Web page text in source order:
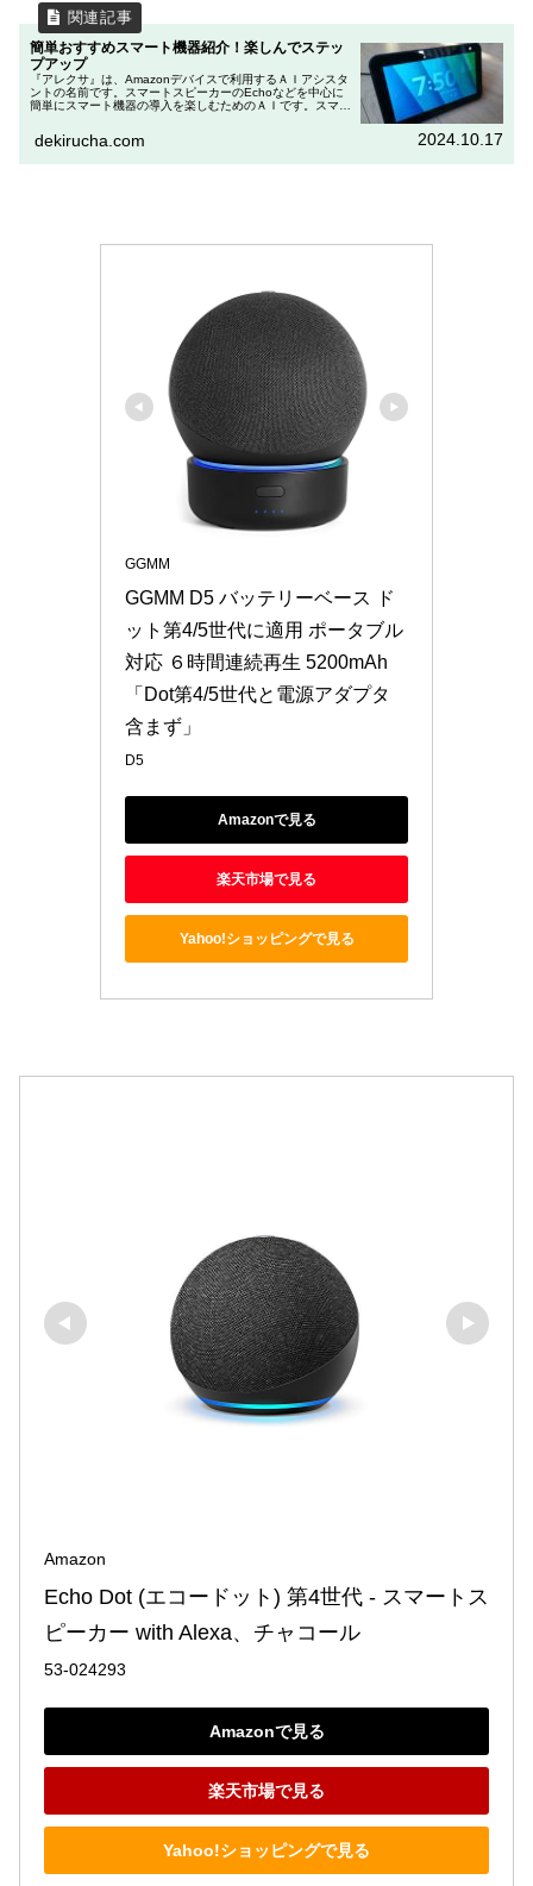
簡単おすすめスマート機器紹介！楽しんでステッ
プアップ
『アレクサ』は、Amazonデバイスで利用するＡＩアシスタ
ントの名前です。スマートスピーカーのEchoなどを中心に
簡単にスマート機器の導入を楽しむためのＡＩです。スマー
dekirucha.com 2024.10.17
GGMM
GGMM D5 バッテリーベース ド
ット第4/5世代に適用 ポータブル
対応 ６時間連続再生 5200mAh
「Dot第4/5世代と電源アダプタ
含まず」
D5
Amazonで見る
楽天市場で見る
Yahoo!ショッピングで見る
Amazon
Echo Dot (エコードット) 第4世代 - スマートス
ピーカー with Alexa、チャコール
53-024293
Amazonで見る
楽天市場で見る
Yahoo!ショッピングで見る